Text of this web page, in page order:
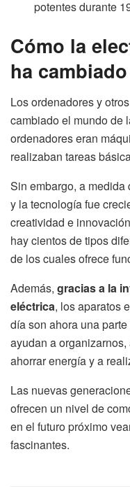
potentes durante
Cómo la
ha
Los ordenadores y
cambiado el mundo de
ordenadores eran
realizaban tareas
Sin embargo, a
y la tecnología fue
creatividad e
hay cientos de tipos
de los cuales ofrece
Además, gracias a la
eléctrica, los aparatos
día son ahora una
ayudan a
ahorrar energía y a
Las nuevas
ofrecen un nivel de
en el futuro próximo
fascinantes.